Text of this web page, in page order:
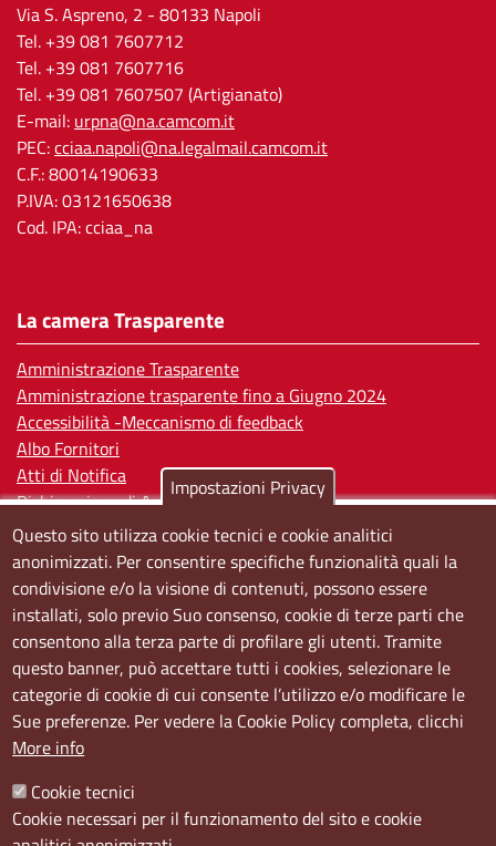
Via S. Aspreno, 2 - 80133 Napoli
Tel. +39 081 7607712
Tel. +39 081 7607716
Tel. +39 081 7607507 (Artigianato)
E-mail: urpna@na.camcom.it
PEC:cciaa.napoli@na.legalmail.camcom.it
C.F.: 80014190633
P.IVA: 03121650638
Cod. IPA: cciaa_na
La camera Trasparente
Amministrazione Trasparente
Amministrazione trasparente fino a Giugno 2024
Accessibilità -Meccanismo di feedback
Albo Fornitori
Atti di Notifica
Dichiarazione di Accessibilità
Sedi e orari
Sede Centrale:
Via S. Aspreno, 2, 80133 Napoli NA
Sede Secondaria:
Corso Meridionale, 58 80143 Napoli NA
Orari
Il venerdì dalle ore 8.50 alle ore 11.00
Impostazioni Privacy
Questo sito utilizza cookie tecnici e cookie analitici
anonimizzati. Per consentire specifiche funzionalità quali la
condivisione e/o la visione di contenuti, possono essere
installati, solo previo Suo consenso, cookie di terze parti che
consentono alla terza parte di profilare gli utenti. Tramite
questo banner, può accettare tutti i cookies, selezionare le
categorie di cookie di cui consente l’utilizzo e/o modificare le
Sue preferenze. Per vedere la Cookie Policy completa, clicchi
More info
Cookie tecnici
Cookie necessari per il funzionamento del sito e cookie